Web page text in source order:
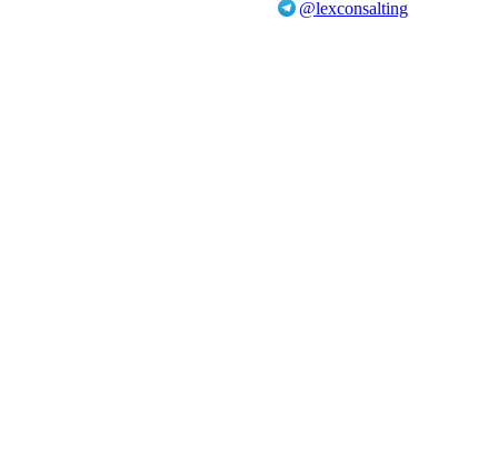
@lexconsalting